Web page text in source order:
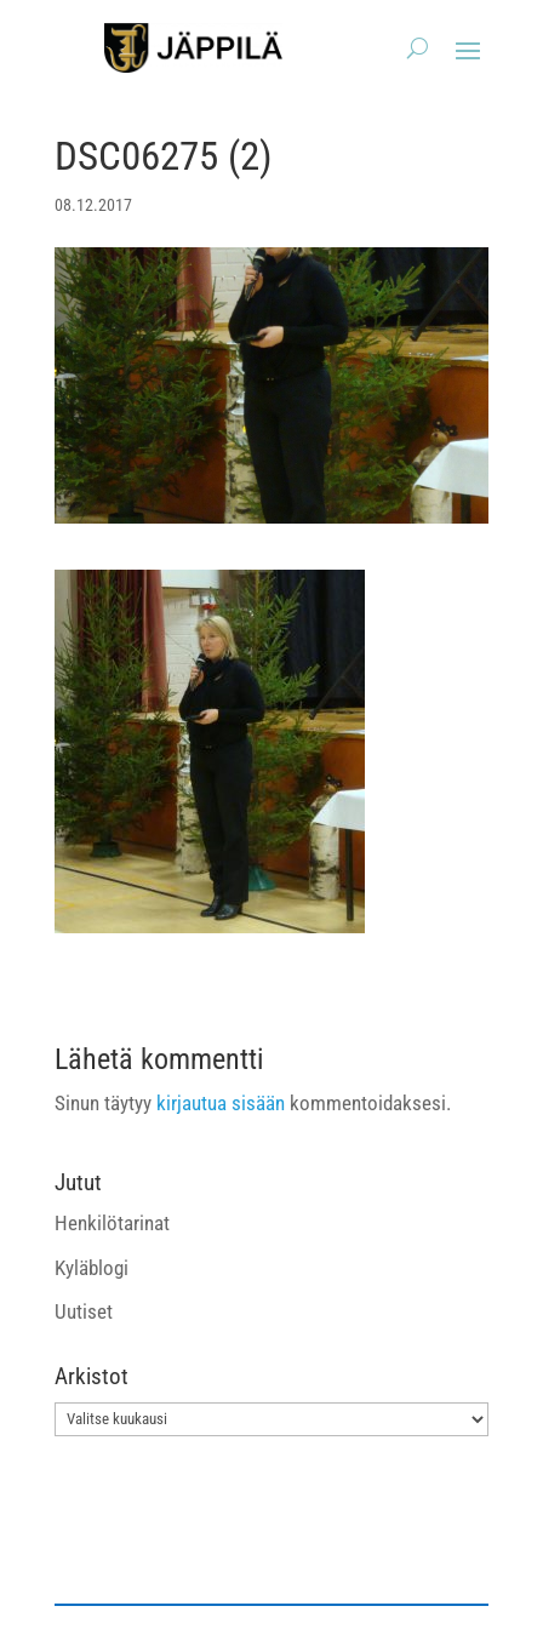
DSC06275 (2)
08.12.2017
Lähetä kommentti
Sinun täytyy kirjautua sisäänkommentoidaksesi.
Jutut
Henkilötarinat
Kyläblogi
Uutiset
Arkistot
Arkistot